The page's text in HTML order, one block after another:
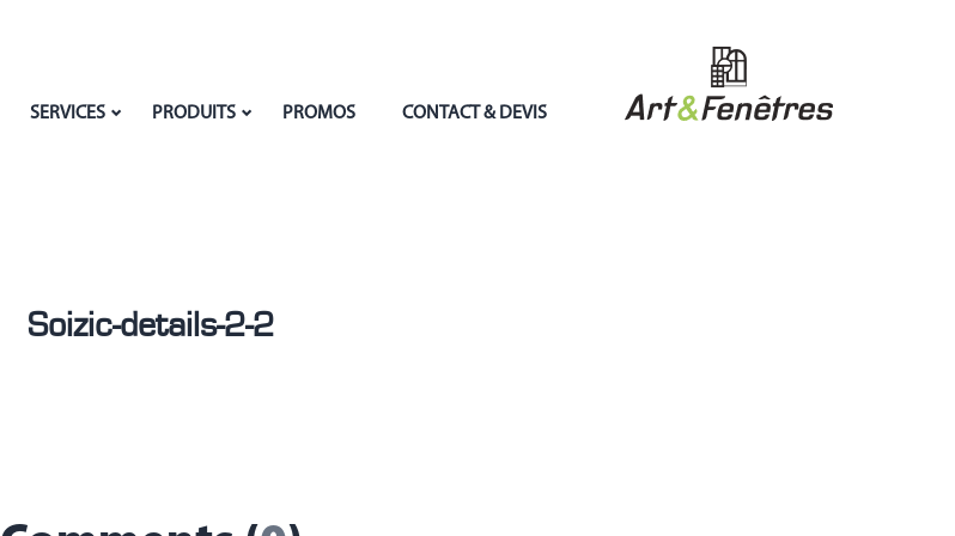
SERVICES PRODUITS PROMOS CONTACT & DEVIS
Soizic-details-2-2